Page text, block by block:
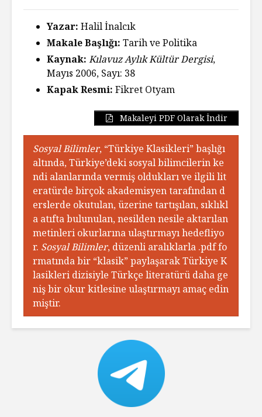
Yazar: Halil İnalcık
Makale Başlığı: Tarih ve Politika
Kaynak: Kılavuz Aylık Kültür Dergisi,
Mayıs 2006, Sayı: 38
Kapak Resmi: Fikret Otyam
Makaleyi PDF Olarak İndir
Sosyal Bilimler, “Türkiye Klasikleri” başlığı
altında, Türkiye’deki sosyal bilimcilerin ke
ndi alanlarında vermiş oldukları ve ilgili lit
eratürde birçok akademisyen tarafından d
erslerde okutulan, üzerine tartışılan, sıklıkl
a atıfta bulunulan, nesilden nesile aktarılan
metinleri okurlarına ulaştırmayı hedefliyo
r. Sosyal Bilimler, düzenli aralıklarla .pdf fo
rmatında bir “klasik” paylaşarak Türkiye K
lasikleri dizisiyle Türkçe literatürü daha ge
niş bir okur kitlesine ulaştırmayı amaç edin
miştir.